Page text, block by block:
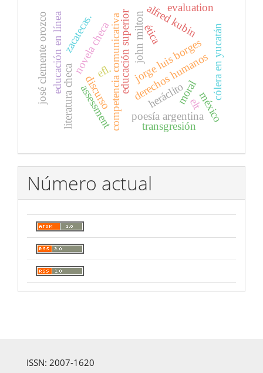
discursocompetencia comunicativaeducación superiorjorge luis borges
heráclito
john milton
poesía argentina
derechos humanos
ética
moralméxico
alfred kubin
novela checa
literatura checa assessment
evaluation
elt
efl.
educación en línea
josé clemente orozco zacatecas. cólera en yucatán
transgresión
Número actual
ISSN: 2007-1620